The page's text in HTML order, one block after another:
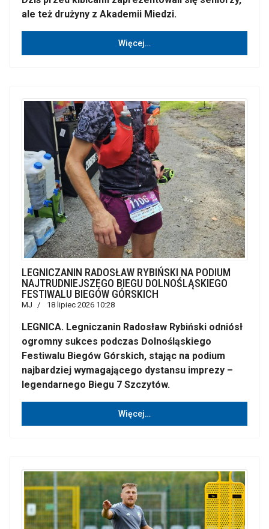
ale też drużyny z Akademii Miedzi.
Więcej…
LEGNICZANIN RADOSŁAW RYBIŃSKI NA PODIUM
NAJTRUDNIEJSZEGO BIEGU DOLNOŚLĄSKIEGO
FESTIWALU BIEGÓW GÓRSKICH
MJ 18 lipiec 2026 10:28
LEGNICA. Legniczanin Radosław Rybiński odniósł
ogromny sukces podczas Dolnośląskiego
Festiwalu Biegów Górskich, stając na podium
najbardziej wymagającego dystansu imprezy –
legendarnego Biegu 7 Szczytów.
Więcej…